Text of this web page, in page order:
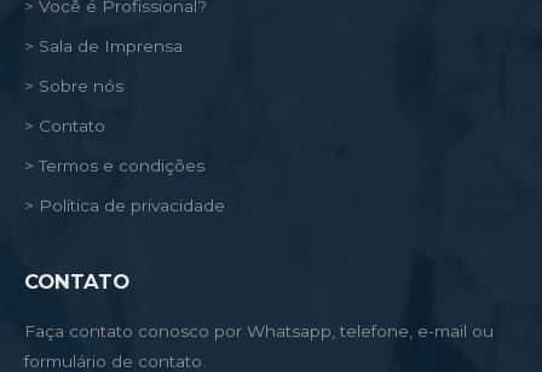
> Você é Profissional?
> Sala de Imprensa
> Sobre nós
> Contato
> Termos e condições
> Política de privacidade
CONTATO
Faça contato conosco por Whatsapp, telefone, e-mail ou
formulário de contato.